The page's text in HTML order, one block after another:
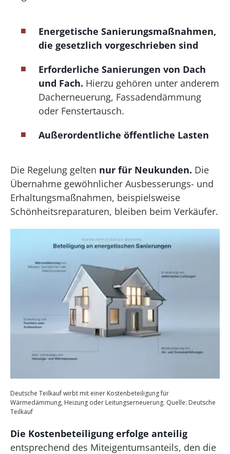
Energetische Sanierungsmaßnahmen,
die gesetzlich vorgeschrieben sind
Erforderliche Sanierungen von Dach
und Fach. Hierzu gehören unter anderem
Dacherneuerung, Fassadendämmung
oder Fenstertausch.
Außerordentliche öffentliche Lasten
Die Regelung gelten nur für Neukunden. Die
Übernahme gewöhnlicher Ausbesserungs- und
Erhaltungsmaßnahmen, beispielsweise
Schönheitsreparaturen, bleiben beim Verkäufer.
Deutsche Teilkauf wirbt mit einer Kostenbeteiligung für
Wärmedämmung, Heizung oder Leitungserneuerung. Quelle: Deutsche
Teilkauf
Die Kostenbeteiligung erfolge anteilig
entsprechend des Miteigentumsanteils, den die